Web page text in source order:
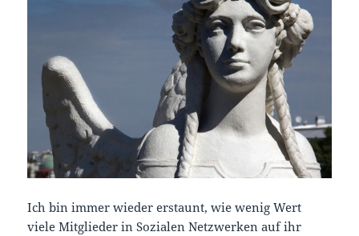
Ich bin immer wieder erstaunt, wie wenig Wert
viele Mitglieder in Sozialen Netzwerken auf ihr